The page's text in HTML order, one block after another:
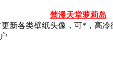
禁漫天堂萝莉岛
新各类壁纸头像，可*，高冷